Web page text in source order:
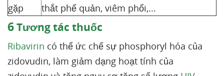
gặp
thắt phế quản, viêm phổi,...
6Tương tác thuốc
Ribavirin có thể ức chế sự phosphoryl hóa của
zidovudin, làm giảm dạng hoạt tính của